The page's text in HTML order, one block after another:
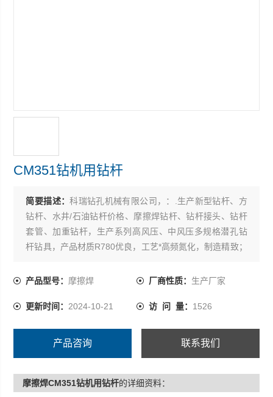
CM351钻机用钻杆
简要描述：科瑞钻孔机械有限公司，：.生产新型钻杆、方
钻杆、水井/石油钻杆价格、摩擦焊钻杆、钻杆接头、钻杆
套管、加重钻杆，生产系列高风压、中风压多规格潜孔钻
杆钻具，产品材质R780优良，工艺*高频氮化，制造精致；
产品型号： 摩擦焊 厂商性质： 生产厂家
更新时间： 2024-10-21 访 问 量： 1526
产品咨询 联系我们
摩擦焊CM351钻机用钻杆的详细资料：